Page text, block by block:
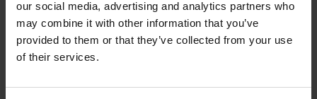
our social media, advertising and analytics partners who
may combine it with other information that you’ve
provided to them or that they’ve collected from your use
of their services.
vergaderingen. De booth is uitgerust metLED-verlichting
(4000K, CRI > 90) ,stroomvoorziening (230V, USB-C, USB-A)
enslimme ventilatiedie automatisch wordt geactiveerd –
zelfs na gebruik, voor optimale luchtverversing.
Dankzij devolledig afgesloten structuurmetakoestische